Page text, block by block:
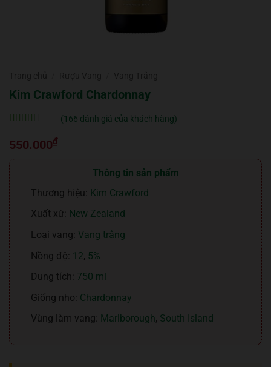
Kim Crawford Chardonnay
trênđánh
giá
(166 đánh giá của khách hàng)
550.000₫
Thông tin sản phẩm
Thương hiệu: Kim Crawford
Xuất xứ: New Zealand
Loại vang: Vang trắng
Nồng độ: 12, 5%
Dung tích: 750 ml
Giống nho: Chardonnay
Vùng làm vang:
Marlborough, South Island